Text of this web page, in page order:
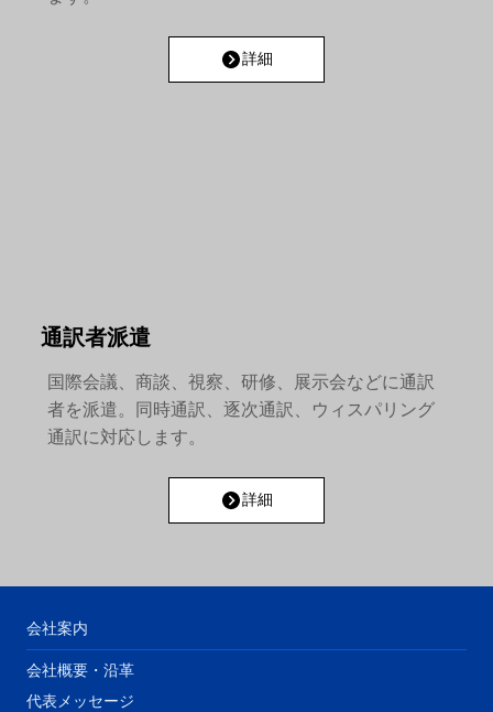
詳細
通訳者派遣
国際会議、商談、視察、研修、展示会などに通訳
者を派遣。同時通訳、逐次通訳、ウィスパリング
通訳に対応します。
詳細
会社案内
会社概要・沿革
代表メッセージ